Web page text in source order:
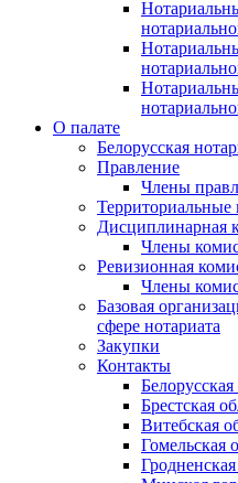
О палате
Белорусская
Правление
Члены
Территориальные
Дисциплинарная
Члены
Ревизионная
Члены
Базовая
сфере нотариата
Закупки
Контакты
Брестская
Витебская
Гомельская